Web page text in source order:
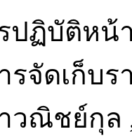
ปฏิบัติห
จัดเก็บร
วณิชย์กุ